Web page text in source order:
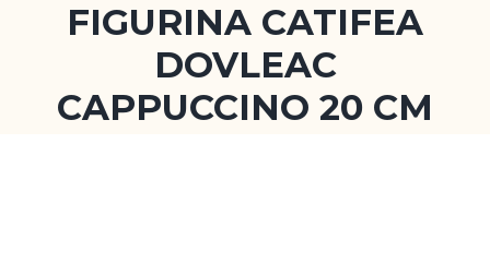
FIGURINA CATIFEA
DOVLEAC
CAPPUCCINO 20 CM